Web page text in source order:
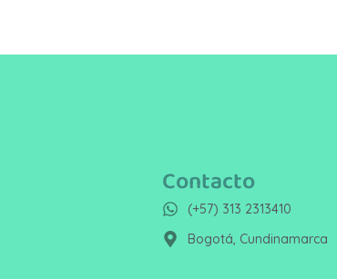
Contacto
(+57) 313 2313410
Bogotá, Cundinamarca